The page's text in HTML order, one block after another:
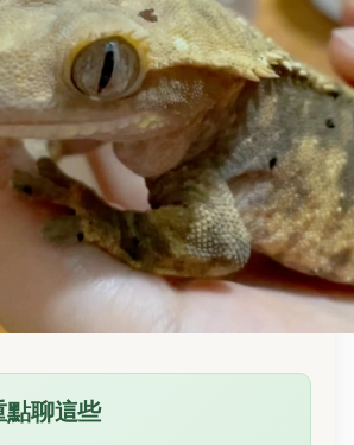
點聊這些